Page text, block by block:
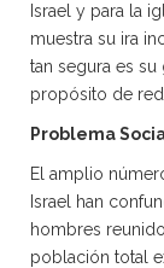
Israel y para la
muestra su ira
tan segura es
propósito de
Problema
El amplio
Israel han
hombres
población total